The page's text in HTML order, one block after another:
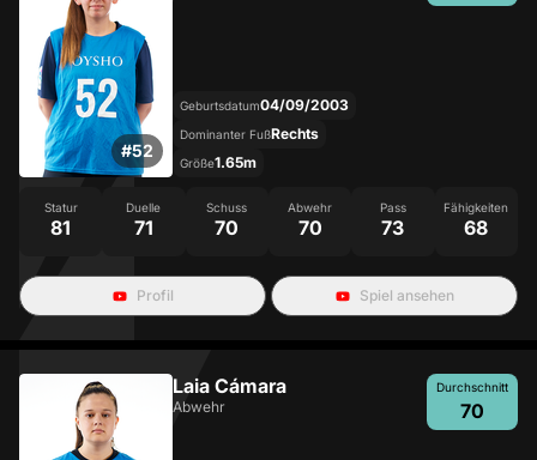
#52
Geburtsdatum04/09/2003
Dominanter FußRechts
Größe1.65m
Statur
81
Duelle
71
Schuss
70
Abwehr
70
Pass
73
Fähigkeiten
68
Profil Spiel ansehen
Laia Cámara
Abwehr
Durchschnitt
70